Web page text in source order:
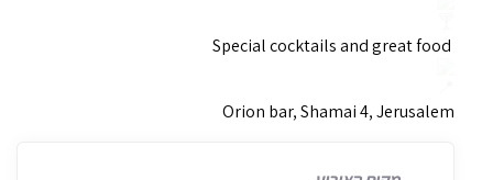
Orion bar, Shamai 4, Jerusalem